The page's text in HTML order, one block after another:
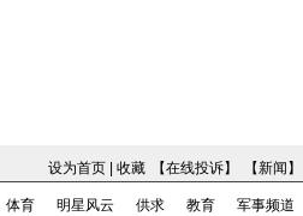
设为首页 收藏 【在线投诉】 【新闻 】
体育 明星风云 供求 教育 军事频道